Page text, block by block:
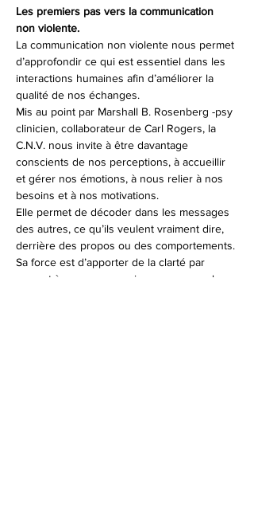
Les premiers pas vers la communication
non violente.
La communication non violente nous permet
d’approfondir ce qui est essentiel dans les
interactions humaines afin d’améliorer la
qualité de nos échanges.
Mis au point par Marshall B. Rosenberg -psy
clinicien, collaborateur de Carl Rogers, la
C.N.V. nous invite à être davantage
conscients de nos perceptions, à accueillir
et gérer nos émotions, à nous relier à nos
besoins et à nos motivations.
Elle permet de décoder dans les messages
des autres, ce qu’ils veulent vraiment dire,
derrière des propos ou des comportements.
Sa force est d’apporter de la clarté par
rapport à ce que nous vivons, nous voulons